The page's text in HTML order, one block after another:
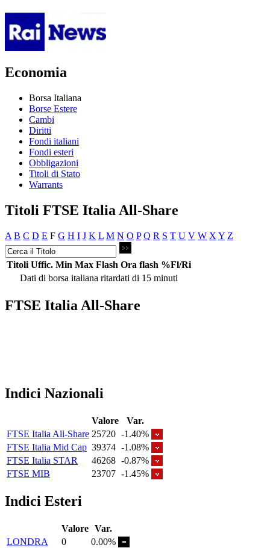
Economia
Borsa Italiana
Borse Estere
Cambi
Diritti
Fondi italiani
Fondi esteri
Obbligazioni
Titoli di Stato
Warrants
Titoli FTSE Italia All-Share
A B C D E F G H I J K L M N O P Q R S T U V W X Y Z
Titoli Uffic. Min Max Flash Ora flash %Fl/Ri
Dati di borsa italiana ritardati di 15 minuti
FTSE Italia All-Share
Indici Nazionali
Valore
Var.
FTSE Italia All-Share 25720 -1.40%
FTSE Italia Mid Cap 39374 -1.08%
FTSE Italia STAR
46268 -0.87%
FTSE MIB
23707 -1.45%
Indici Esteri
Valore Var.
LONDRA
0
0.00%